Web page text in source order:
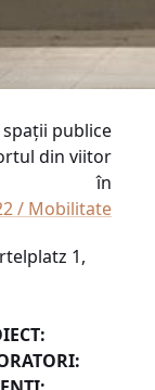
publice
din viitor
în
/ Mobilitate
1,